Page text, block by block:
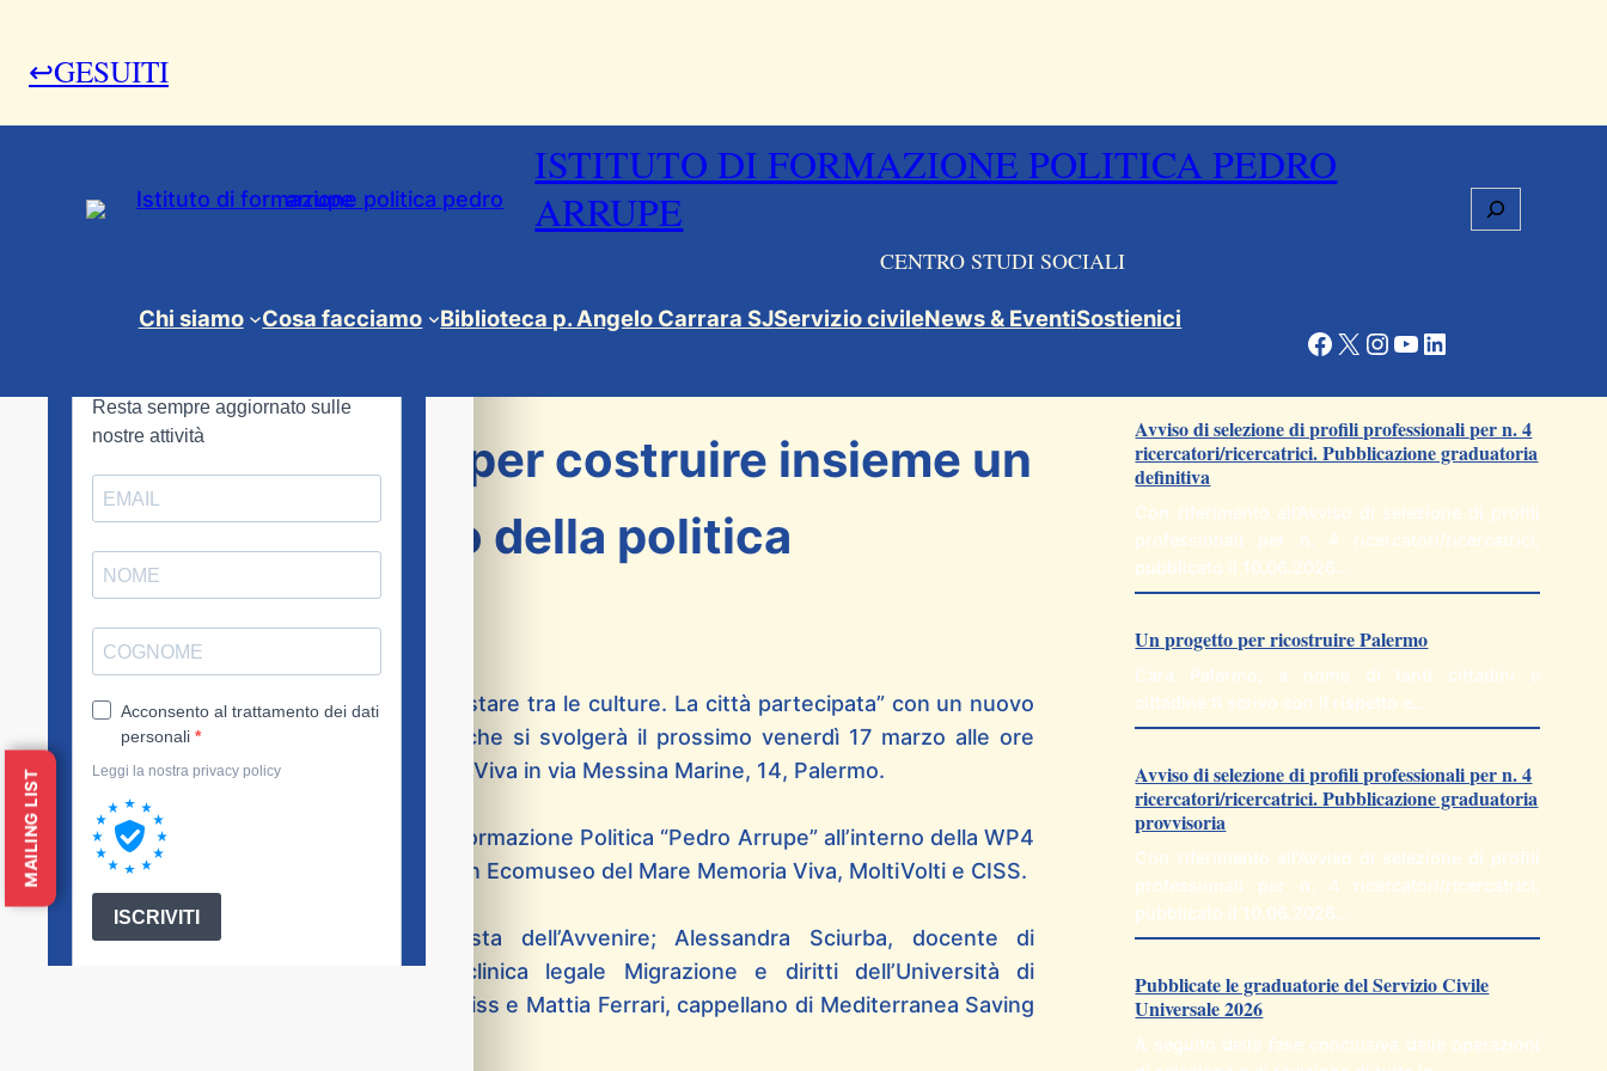
↩GESUITI
ISTITUTO DI FORMAZIONE POLITICA PEDRO
ARRUPE
CENTRO STUDI SOCIALI
Cerca
Chi siamo Cosa facciamo Biblioteca p. Angelo Carrara SJServizio civileNews & EventiSostienici
Facebook X Instagram YouTube LinkedIn
13 Marzo 2023
Aperitivo politico per costruire insieme un
nuovo vocabolario della politica
Continuano le attività del percorso “So-stare tra le culture. La città partecipata” con un nuovo
aperitivo politico sul tema dei conflitti che si svolgerà il prossimo venerdì 17 marzo alle ore
18:00 presso l’Ecomuseo Mare Memoria Viva in via Messina Marine, 14, Palermo.
L’incontro è organizzato dall’Istituto di Formazione Politica “Pedro Arrupe” all’interno della WP4
del progetto Prisma in collaborazione con Ecomuseo del Mare Memoria Viva, MoltiVolti e CISS.
Parteciperanno: Nello Scavo, giornalista dell’Avvenire; Alessandra Sciurba, docente di
giurisprudenza e coodinatrice della clinica legale Migrazione e diritti dell’Università di
Palermo;Sergio Cipolla, presidente del Ciss e Mattia Ferrari, cappellano di Mediterranea Saving
Avviso di selezione di profili professionali per n. 4
ricercatori/ricercatrici. Pubblicazione graduatoria
definitiva
Con riferimento all’Avviso di selezione di profili
professionali per n. 4 ricercatori/ricercatrici,
pubblicato il 10.06.2026…
Un progetto per ricostruire Palermo
Cara Palermo, a nome di tanti cittadini e
cittadine ti scrivo con il rispetto e…
Avviso di selezione di profili professionali per n. 4
ricercatori/ricercatrici. Pubblicazione graduatoria
provvisoria
Con riferimento all’Avviso di selezione di profili
professionali per n. 4 ricercatori/ricercatrici,
pubblicato il 10.06.2026…
Pubblicate le graduatorie del Servizio Civile
Universale 2026
A seguito della fase conclusiva delle operazioni
MAILING LIST